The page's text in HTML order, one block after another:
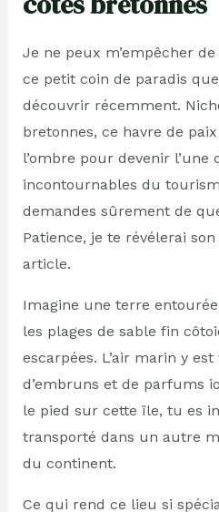
Je ne peux m’empêcher
ce petit coin de paradis
découvrir récemment.
bretonnes, ce havre de
l’ombre pour devenir l’une
incontournables du
demandes sûrement de
Patience, je te révélerai
article.
Imagine une terre
les plages de sable fin
escarpées. L’air marin y
d’embruns et de parfums
le pied sur cette île, tu es
transporté dans un autre
du continent.
Ce qui rend ce lieu si